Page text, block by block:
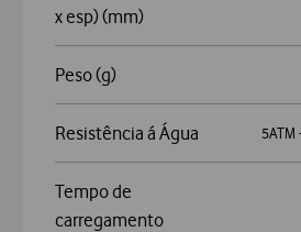
x esp) (mm)
Peso (g)
Resistência á Água 5ATM
Tempo de
carregamento